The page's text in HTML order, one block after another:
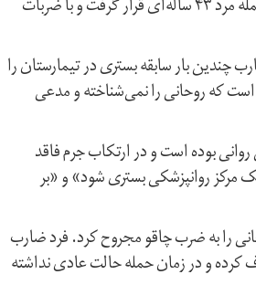
جماعت «مسجد امام جعفر صادق» در خروجی ایستگاه خمینی متروی تهران مورد حمله مرد ۴۳ ساله‌ای قرار گرفت و با ضربات
بار سابقه بستری در تیمارستان را
است که روحانی را نمی‌شناخته و مدعی
بوده است و در ارتکاب جرم فاقد
مرکز روانپزشکی بستری شود» و «بر
دو روحانی را به ضرب چاقو مجروح کرد. فرد ضارب
و در زمان حمله حالت عادی نداشته